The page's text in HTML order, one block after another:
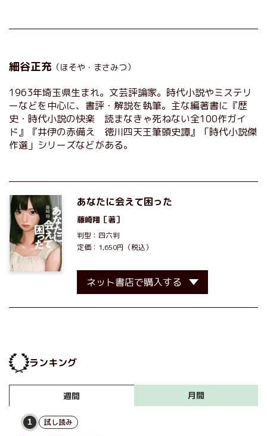
細谷正充 （ほそや・まさみつ）
1963年埼玉県生まれ。文芸評論家。時代小説やミステリ
ーなどを中心に、書評・解説を執筆。主な編著書に『歴
史・時代小説の快楽 読まなきゃ死ねない全100作ガイ
ド』『井伊の赤備え 徳川四天王筆頭史譚』「時代小説傑
作選」シリーズなどがある。
あなたに会えて困った
藤崎翔 ［著］
判型：四六判
定価：1,650円（税込）
ネット書店で購入する
ランキング
週間 月間
1 試し読み